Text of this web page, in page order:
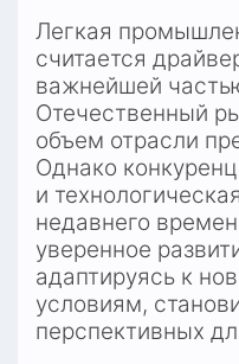
Легкая
считается
важнейшей
Отечественный
объем отрасли
Однако
и
недавнего
уверенное
адаптируясь к
условиям,
перспективных